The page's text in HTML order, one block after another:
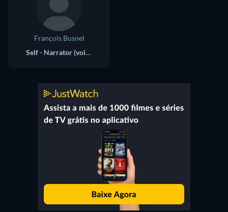
François Busnel
Self - Narrator (voice)